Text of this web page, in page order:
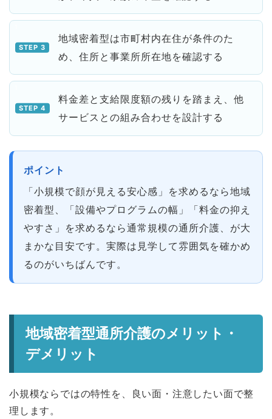
地域密着型は市町村内在住が条件のた
め、住所と事業所所在地を確認する
料金差と支給限度額の残りを踏まえ、他
サービスとの組み合わせを設計する
ポイント
「小規模で顔が見える安心感」を求めるなら地域
密着型、「設備やプログラムの幅」「料金の抑え
やすさ」を求めるなら通常規模の通所介護、が大
まかな目安です。実際は見学して雰囲気を確かめ
るのがいちばんです。
地域密着型通所介護のメリット・
デメリット
小規模ならではの特性を、良い面・注意したい面で整
理します。